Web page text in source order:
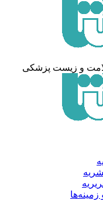
و زیست پزشکی